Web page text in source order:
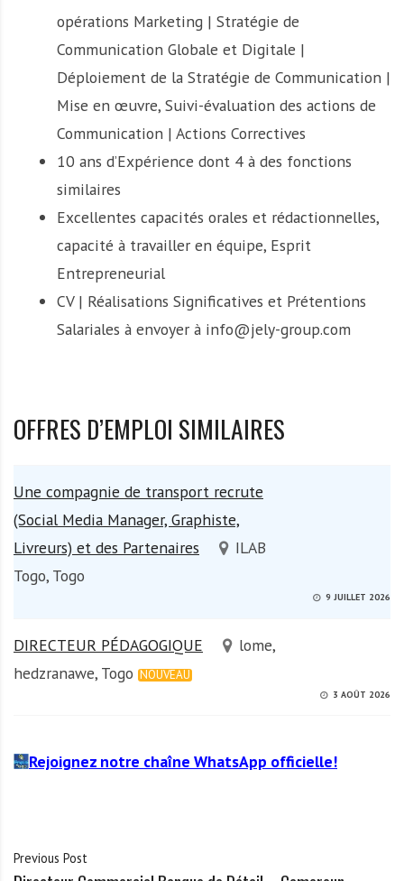
opérations Marketing | Stratégie de
Communication Globale et Digitale |
Déploiement de la Stratégie de Communication |
Mise en œuvre, Suivi-évaluation des actions de
Communication | Actions Correctives
10 ans d’Expérience dont 4 à des fonctions
similaires
Excellentes capacités orales et rédactionnelles,
capacité à travailler en équipe, Esprit
Entrepreneurial
CV | Réalisations Significatives et Prétentions
Salariales à envoyer à info@jely-group.com
OFFRES D’EMPLOI SIMILAIRES
Une compagnie de transport recrute
(Social Media Manager, Graphiste,
Livreurs) et des Partenaires
ILAB
Togo, Togo
9 JUILLET 2026
DIRECTEUR PÉDAGOGIQUE
lome,
hedzranawe, Togo NOUVEAU
3 AOÛT 2026
Rejoignez notre chaîne WhatsApp officielle!
Previous Post